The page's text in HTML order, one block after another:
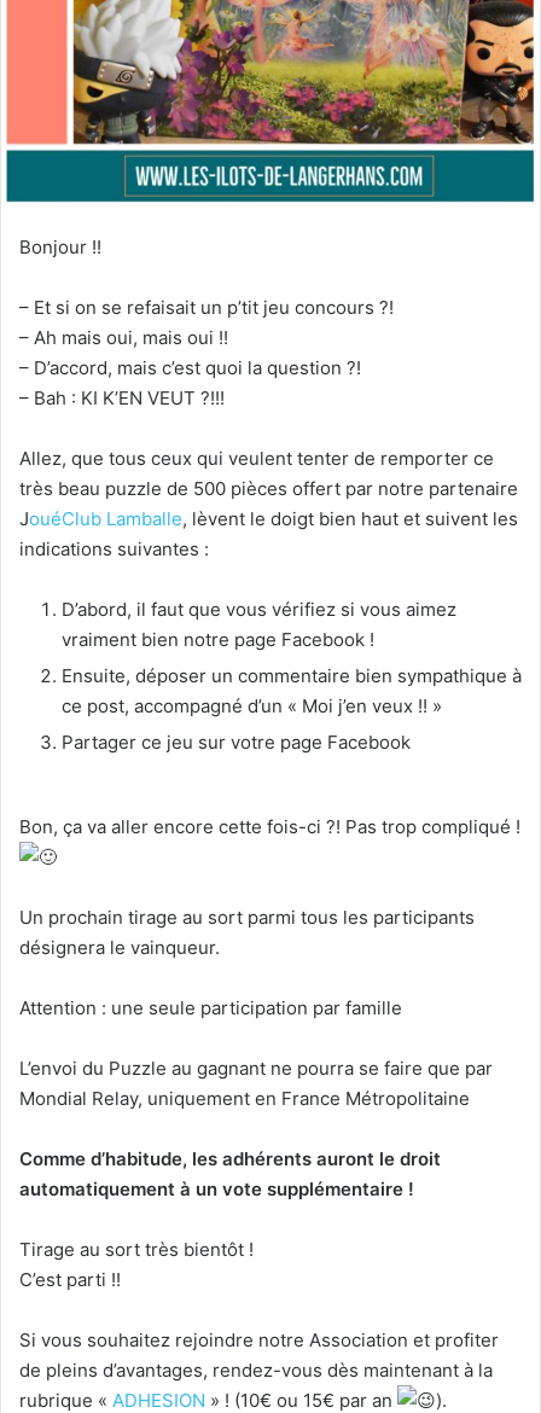
Bonjour !!
– Et si on se refaisait un p’tit jeu concours ?!
– Ah mais oui, mais oui !!
– D’accord, mais c’est quoi la question ?!
– Bah : KI K’EN VEUT ?!!!
Allez, que tous ceux qui veulent tenter de remporter ce
très beau puzzle de 500 pièces offert par notre partenaire
JouéClub Lamballe, lèvent le doigt bien haut et suivent les
indications suivantes :
D’abord, il faut que vous vérifiez si vous aimez
vraiment bien notre page Facebook !
Ensuite, déposer un commentaire bien sympathique à
ce post, accompagné d’un « Moi j’en veux !! »
Partager ce jeu sur votre page Facebook
Bon, ça va aller encore cette fois-ci ?! Pas trop compliqué !
Un prochain tirage au sort parmi tous les participants
désignera le vainqueur.
Attention : une seule participation par famille
L’envoi du Puzzle au gagnant ne pourra se faire que par
Mondial Relay, uniquement en France Métropolitaine
Comme d’habitude, les adhérents auront le droit
automatiquement à un vote supplémentaire !
Tirage au sort très bientôt !
C’est parti !!
Si vous souhaitez rejoindre notre Association et profiter
de pleins d’avantages, rendez-vous dès maintenant à la
rubrique « ADHESION » ! (10€ ou 15€ par an
).